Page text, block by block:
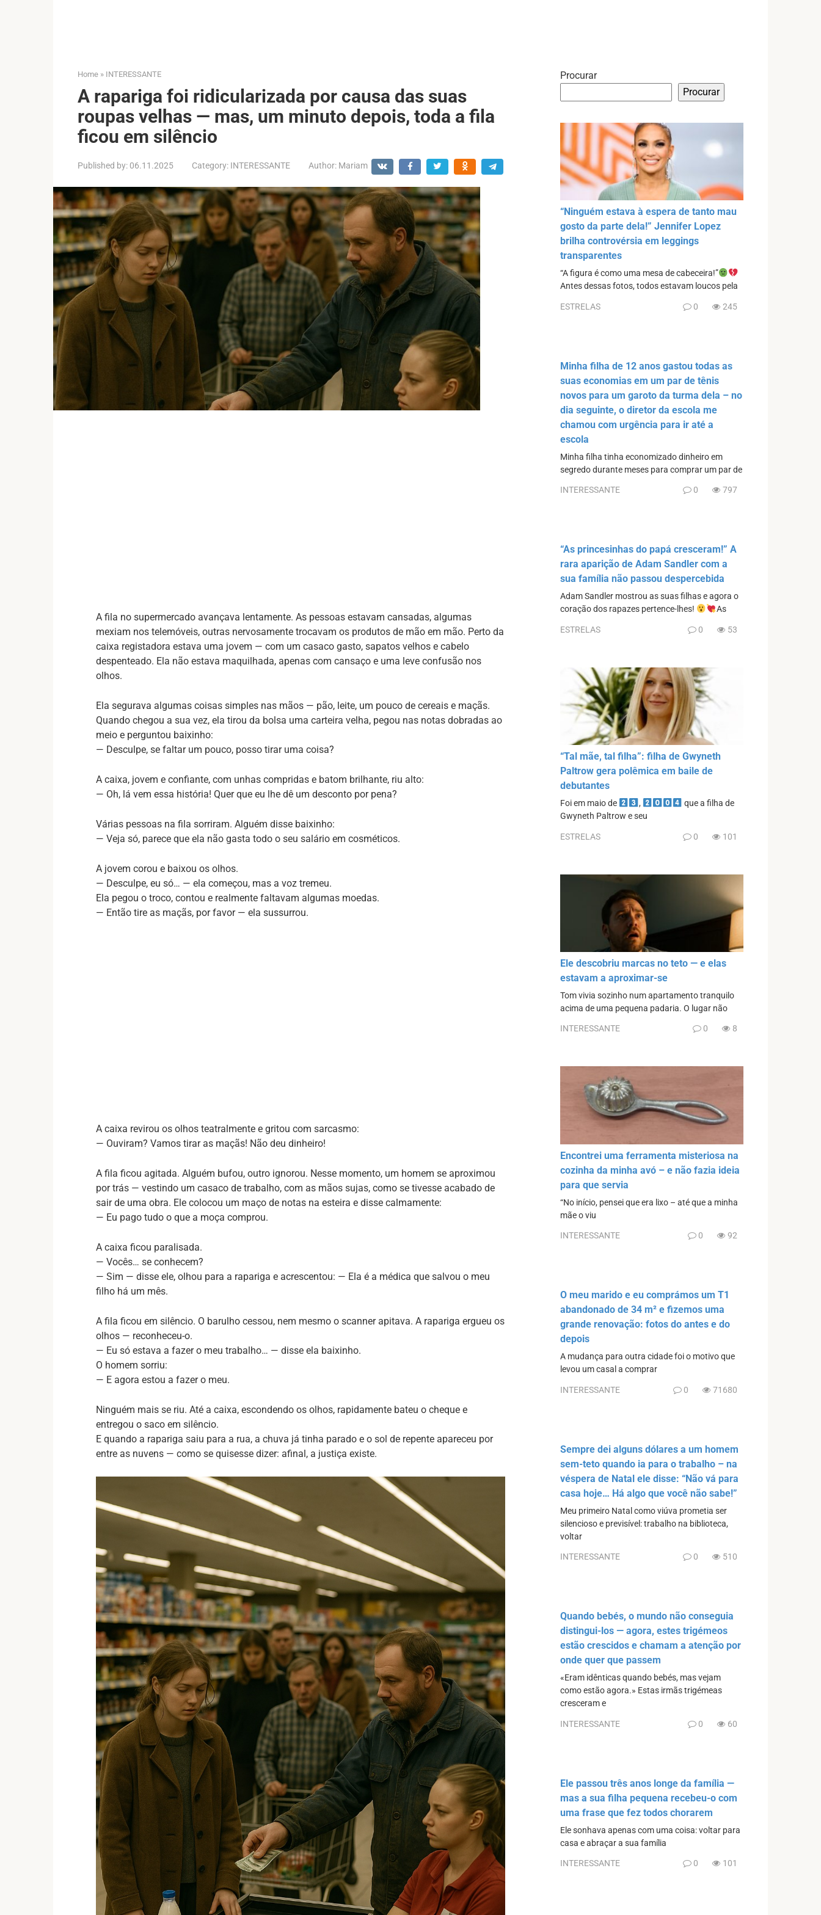
Home » INTERESSANTE
A rapariga foi ridicularizada por causa das suas
roupas velhas — mas, um minuto depois, toda a fila
ficou em silêncio
Published by: 06.11.2025 Category: INTERESSANTE Author: Mariam
A fila no supermercado avançava lentamente. As pessoas estavam cansadas, algumas
mexiam nos telemóveis, outras nervosamente trocavam os produtos de mão em mão. Perto da
caixa registadora estava uma jovem — com um casaco gasto, sapatos velhos e cabelo
despenteado. Ela não estava maquilhada, apenas com cansaço e uma leve confusão nos
olhos.
Ela segurava algumas coisas simples nas mãos — pão, leite, um pouco de cereais e maçãs.
Quando chegou a sua vez, ela tirou da bolsa uma carteira velha, pegou nas notas dobradas ao
meio e perguntou baixinho:
— Desculpe, se faltar um pouco, posso tirar uma coisa?
A caixa, jovem e confiante, com unhas compridas e batom brilhante, riu alto:
— Oh, lá vem essa história! Quer que eu lhe dê um desconto por pena?
Várias pessoas na fila sorriram. Alguém disse baixinho:
— Veja só, parece que ela não gasta todo o seu salário em cosméticos.
A jovem corou e baixou os olhos.
— Desculpe, eu só… — ela começou, mas a voz tremeu.
Ela pegou o troco, contou e realmente faltavam algumas moedas.
— Então tire as maçãs, por favor — ela sussurrou.
A caixa revirou os olhos teatralmente e gritou com sarcasmo:
— Ouviram? Vamos tirar as maçãs! Não deu dinheiro!
A fila ficou agitada. Alguém bufou, outro ignorou. Nesse momento, um homem se aproximou
por trás — vestindo um casaco de trabalho, com as mãos sujas, como se tivesse acabado de
sair de uma obra. Ele colocou um maço de notas na esteira e disse calmamente:
— Eu pago tudo o que a moça comprou.
A caixa ficou paralisada.
— Vocês… se conhecem?
— Sim — disse ele, olhou para a rapariga e acrescentou: — Ela é a médica que salvou o meu
filho há um mês.
A fila ficou em silêncio. O barulho cessou, nem mesmo o scanner apitava. A rapariga ergueu os
olhos — reconheceu-o.
— Eu só estava a fazer o meu trabalho… — disse ela baixinho.
O homem sorriu:
— E agora estou a fazer o meu.
Ninguém mais se riu. Até a caixa, escondendo os olhos, rapidamente bateu o cheque e
entregou o saco em silêncio.
E quando a rapariga saiu para a rua, a chuva já tinha parado e o sol de repente apareceu por
entre as nuvens — como se quisesse dizer: afinal, a justiça existe.
Procurar
Procurar
“Ninguém estava à espera de tanto mau
gosto da parte dela!” Jennifer Lopez
brilha controvérsia em leggings
transparentes
“A figura é como uma mesa de cabeceira!”
Antes dessas fotos, todos estavam loucos pela
ESTRELAS 0 245
Minha filha de 12 anos gastou todas as
suas economias em um par de tênis
novos para um garoto da turma dela – no
dia seguinte, o diretor da escola me
chamou com urgência para ir até a
escola
Minha filha tinha economizado dinheiro em
segredo durante meses para comprar um par de
INTERESSANTE 0 797
“As princesinhas do papá cresceram!” A
rara aparição de Adam Sandler com a
sua família não passou despercebida
Adam Sandler mostrou as suas filhas e agora o
coração dos rapazes pertence-lhes!
As
ESTRELAS 0 53
“Tal mãe, tal filha”: filha de Gwyneth
Paltrow gera polêmica em baile de
debutantes
Foi em maio de ,
que a filha de
Gwyneth Paltrow e seu
ESTRELAS 0 101
Ele descobriu marcas no teto — e elas
estavam a aproximar-se
Tom vivia sozinho num apartamento tranquilo
acima de uma pequena padaria. O lugar não
INTERESSANTE 0 8
Encontrei uma ferramenta misteriosa na
cozinha da minha avó – e não fazia ideia
para que servia
“No início, pensei que era lixo – até que a minha
mãe o viu
INTERESSANTE 0 92
O meu marido e eu comprámos um T1
abandonado de 34 m² e fizemos uma
grande renovação: fotos do antes e do
depois
A mudança para outra cidade foi o motivo que
levou um casal a comprar
INTERESSANTE 0 71680
Sempre dei alguns dólares a um homem
sem-teto quando ia para o trabalho – na
véspera de Natal ele disse: “Não vá para
casa hoje… Há algo que você não sabe!”
Meu primeiro Natal como viúva prometia ser
silencioso e previsível: trabalho na biblioteca,
voltar
INTERESSANTE 0 510
Quando bebés, o mundo não conseguia
distingui-los — agora, estes trigémeos
estão crescidos e chamam a atenção por
onde quer que passem
«Eram idênticas quando bebés, mas vejam
como estão agora.» Estas irmãs trigémeas
cresceram e
INTERESSANTE 0 60
Ele passou três anos longe da família —
mas a sua filha pequena recebeu-o com
uma frase que fez todos chorarem
Ele sonhava apenas com uma coisa: voltar para
casa e abraçar a sua família
INTERESSANTE 0 101